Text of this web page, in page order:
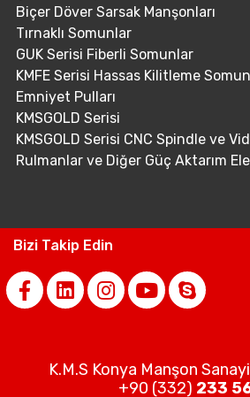
Biçer Döver Sarsak Manşonları
Tırnaklı Somunlar
GUK Serisi Fiberli Somunlar
KMFE Serisi Hassas Kilitleme
Emniyet Pulları
KMSGOLD Serisi
KMSGOLD Serisi CNC Spindle ve
Rulmanlar ve Diğer Güç Aktarım
Bizi Takip Edin
K.M.S Konya Manşon
+90 (332) 233